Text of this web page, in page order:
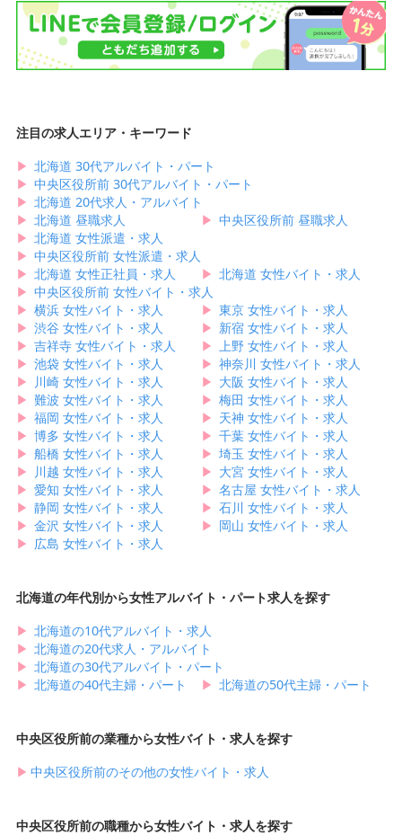
注目の求人エリア・キーワード
▶︎ 北海道 30代アルバイト・パート
▶︎ 中央区役所前 30代アルバイト・パート
▶︎ 北海道 20代求人・アルバイト
▶︎ 北海道 昼職求人 ▶︎ 中央区役所前 昼職求人
▶︎ 北海道 女性派遣・求人
▶︎ 中央区役所前 女性派遣・求人
▶︎ 北海道 女性正社員・求人 ▶︎ 北海道 女性バイト・求人
▶︎ 中央区役所前 女性バイト・求人
▶︎ 横浜 女性バイト・求人 ▶︎ 東京 女性バイト・求人
▶︎ 渋谷 女性バイト・求人 ▶︎ 新宿 女性バイト・求人
▶︎ 吉祥寺 女性バイト・求人 ▶︎ 上野 女性バイト・求人
▶︎ 池袋 女性バイト・求人 ▶︎ 神奈川 女性バイト・求人
▶︎ 川崎 女性バイト・求人 ▶︎ 大阪 女性バイト・求人
▶︎ 難波 女性バイト・求人 ▶︎ 梅田 女性バイト・求人
▶︎ 福岡 女性バイト・求人 ▶︎ 天神 女性バイト・求人
▶︎ 博多 女性バイト・求人 ▶︎ 千葉 女性バイト・求人
▶︎ 船橋 女性バイト・求人 ▶︎ 埼玉 女性バイト・求人
▶︎ 川越 女性バイト・求人 ▶︎ 大宮 女性バイト・求人
▶︎ 愛知 女性バイト・求人 ▶︎ 名古屋 女性バイト・求人
▶︎ 静岡 女性バイト・求人 ▶︎ 石川 女性バイト・求人
▶︎ 金沢 女性バイト・求人 ▶︎ 岡山 女性バイト・求人
▶︎ 広島 女性バイト・求人
北海道の年代別から女性アルバイト・パート求人を探す
▶︎ 北海道の10代アルバイト・求人
▶︎ 北海道の20代求人・アルバイト
▶︎ 北海道の30代アルバイト・パート
▶︎ 北海道の40代主婦・パート ▶︎ 北海道の50代主婦・パート
中央区役所前の業種から女性バイト・求人を探す
▶︎ 中央区役所前のその他の女性バイト・求人
中央区役所前の職種から女性バイト・求人を探す